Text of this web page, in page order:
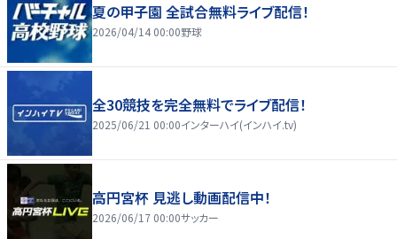
夏の甲子園 全試合無料ライブ配信！
2026/04/14 00:00野球
全30競技を完全無料でライブ配信！
2025/06/21 00:00インターハイ(インハイ.tv)
高円宮杯 見逃し動画配信中！
2026/06/17 00:00サッカー